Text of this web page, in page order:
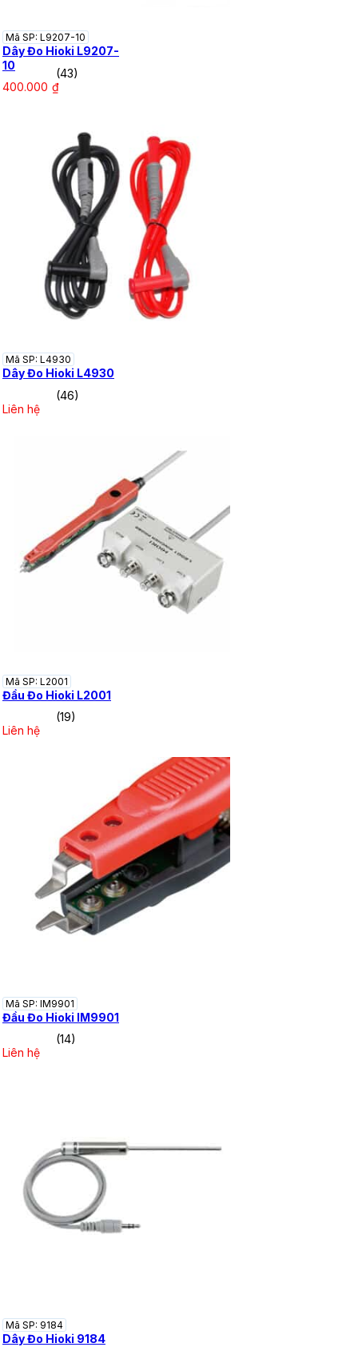
Mã SP: L9207-10
Dây Đo Hioki L9207-
10
(43)
400.000 ₫
Mã SP: L4930
Dây Đo Hioki L4930
(46)
Liên hệ
Mã SP: L2001
Đầu Đo Hioki L2001
(19)
Liên hệ
Mã SP: IM9901
Đầu Đo Hioki IM9901
(14)
Liên hệ
Mã SP: 9184
Dây Đo Hioki 9184